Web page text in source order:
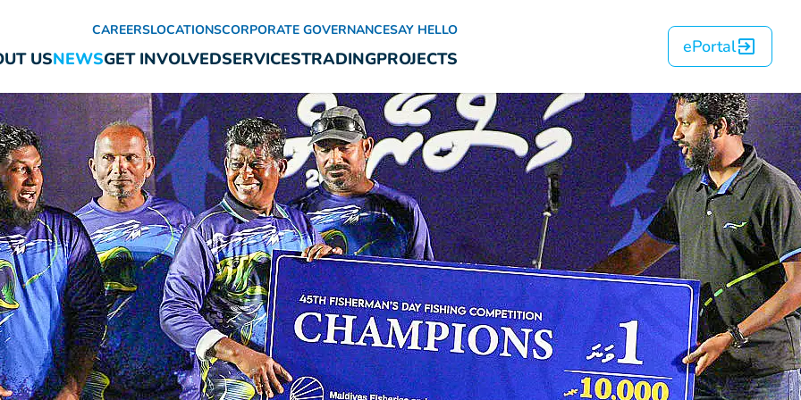
CAREERSLOCATIONSCORPORATE GOVERNANCESAY HELLO
USNEWSGET INVOLVEDSERVICESTRADINGPROJECTS
ePortal